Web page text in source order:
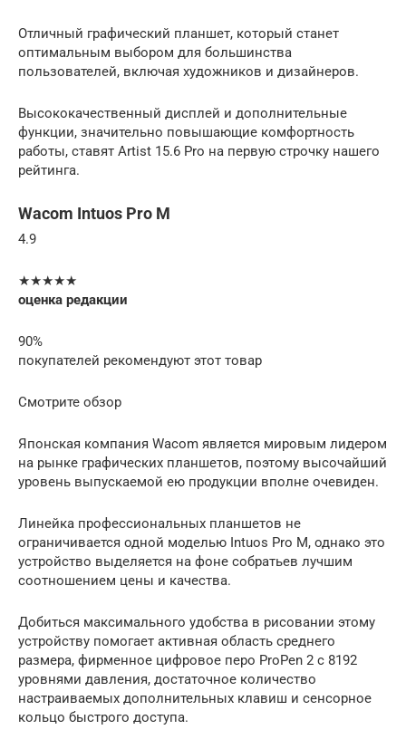
Отличный графический планшет, который станет
оптимальным выбором для большинства
пользователей, включая художников и дизайнеров.
Высококачественный дисплей и дополнительные
функции, значительно повышающие комфортность
работы, ставят Artist 15.6 Pro на первую строчку нашего
рейтинга.
Wacom Intuos Pro M
4.9
★★★★★
оценка редакции
90%
покупателей рекомендуют этот товар
Смотрите обзор
Японская компания Wacom является мировым лидером
на рынке графических планшетов, поэтому высочайший
уровень выпускаемой ею продукции вполне очевиден.
Линейка профессиональных планшетов не
ограничивается одной моделью Intuos Pro M, однако это
устройство выделяется на фоне собратьев лучшим
соотношением цены и качества.
Добиться максимального удобства в рисовании этому
устройству помогает активная область среднего
размера, фирменное цифровое перо ProPen 2 с 8192
уровнями давления, достаточное количество
настраиваемых дополнительных клавиш и сенсорное
кольцо быстрого доступа.